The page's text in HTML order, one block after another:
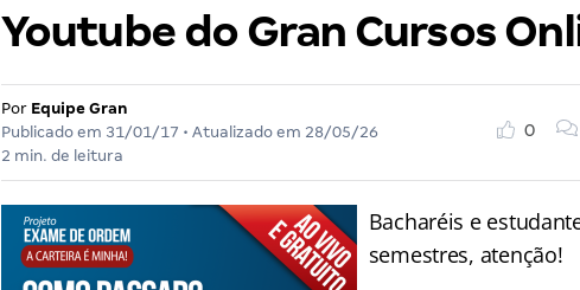
Youtube do Gran Cursos
Por Equipe Gran
Publicado em 31/01/17 • Atualizado em 28/05/26
2 min. de leitura
0
Bacharéis e
semestres, atenção!